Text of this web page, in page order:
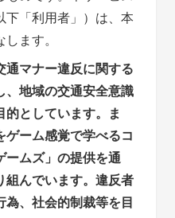
下「利用者」）は、本
ます。
通マナー違反に関する
、地域の交通安全意識
的としています。ま
ゲーム感覚で学べるコ
ームズ」の提供を通
組んでいます。違反者
、社会的制裁等を目